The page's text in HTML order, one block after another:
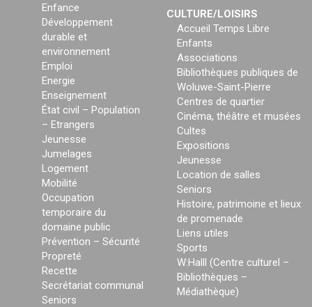
Enfance
Développement
durable et
environnement
Emploi
Energie
Enseignement
État civil – Population
– Etrangers
Jeunesse
Jumelages
Logement
Mobilité
Occupation
temporaire du
domaine public
Prévention – Sécurité
Propreté
Recette
Secrétariat communal
Seniors
CULTURE/LOISIRS
Accueil Temps Libre
Enfants
Associations
Bibliothèques publiques de
Woluwe-Saint-Pierre
Centres de quartier
Cinéma, théâtre et musées
Cultes
Expositions
Jeunesse
Location de salles
Seniors
Histoire, patrimoine et lieux
de promenade
Liens utiles
Sports
W:Halll (Centre culturel –
Bibliothèques –
Médiathèque)